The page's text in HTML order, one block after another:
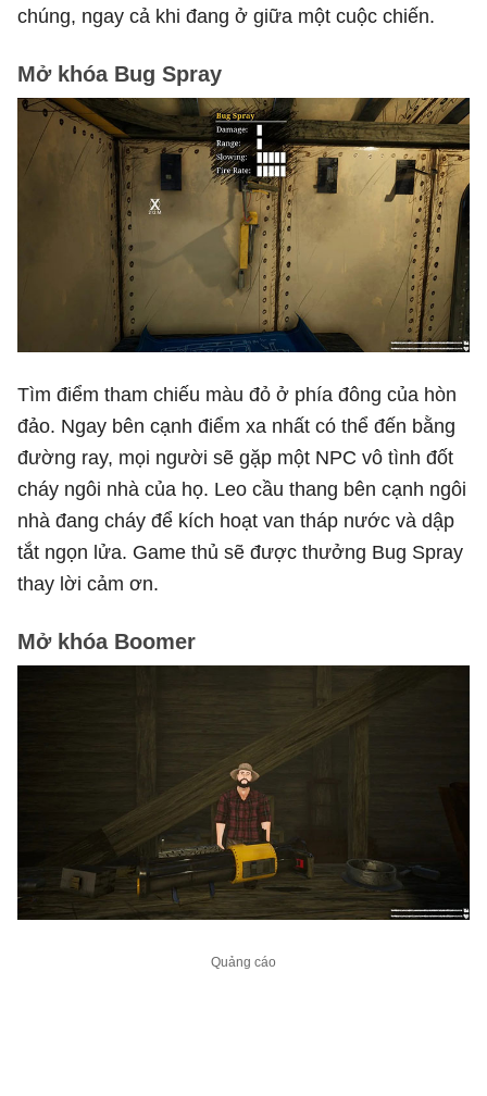
chúng, ngay cả khi đang ở giữa một cuộc chiến.
Mở khóa Bug Spray
Tìm điểm tham chiếu màu đỏ ở phía đông của hòn
đảo. Ngay bên cạnh điểm xa nhất có thể đến bằng
đường ray, mọi người sẽ gặp một NPC vô tình đốt
cháy ngôi nhà của họ. Leo cầu thang bên cạnh ngôi
nhà đang cháy để kích hoạt van tháp nước và dập
tắt ngọn lửa. Game thủ sẽ được thưởng Bug Spray
thay lời cảm ơn.
Mở khóa Boomer